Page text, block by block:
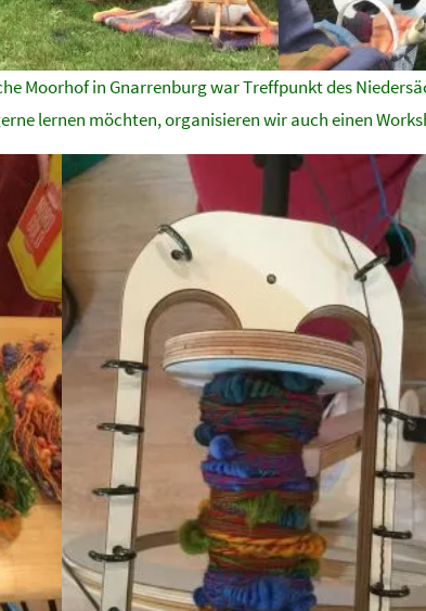
Moorhof in Gnarrenburg war Treffpunkt des
lernen möchten, organisieren wir auch einen